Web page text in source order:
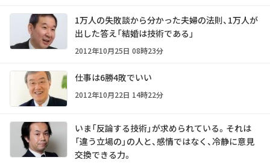
1万人の失敗談から分かった夫婦の法則、1万人が
出した答え「結婚は技術である」
2012年10月25日 08時23分
仕事は6勝4敗でいい
2012年10月22日 14時22分
いま「反論する技術」が求められている。それは
「違う立場の」の人と、感情ではなく、冷静に意見
交換できる力。